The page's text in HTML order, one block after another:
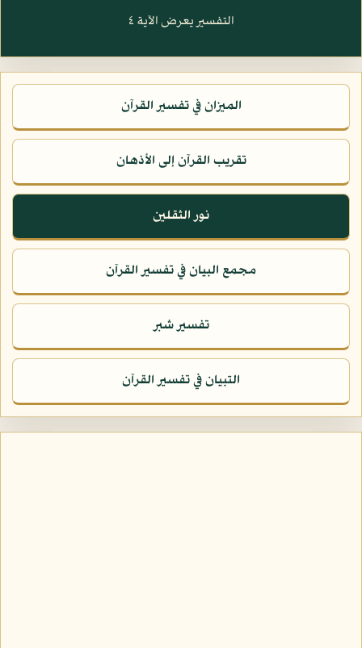
التفسير يعرض الآية ٤
الميزان في تفسير القرآن
تقريب القرآن إلى الأذهان
نور الثقلين
مجمع البيان في تفسير القرآن
تفسير شبر
التبيان في تفسير القرآن